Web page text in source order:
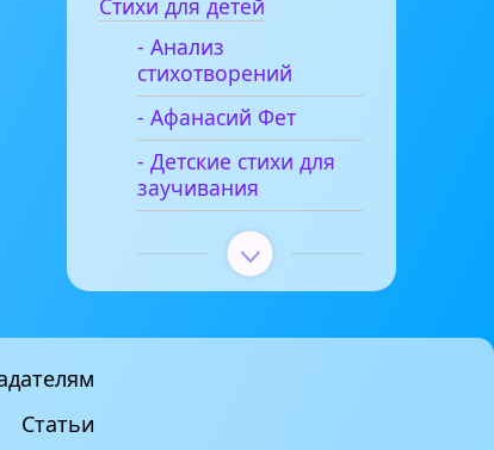
Стихи для детей
- Анализ
стихотворений
- Афанасий Фет
- Детские стихи для
заучивания
Статьи